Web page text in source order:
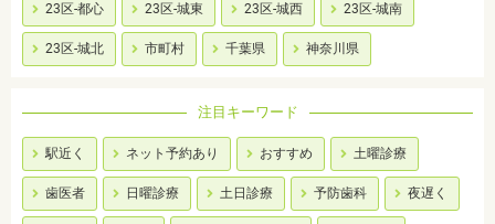
23区-都心 23区-城東 23区-城西 23区-城南
23区-城北 市町村 千葉県 神奈川県
注目キーワード
駅近く ネット予約あり おすすめ 土曜診療
歯医者 日曜診療 土日診療 予防歯科 夜遅く